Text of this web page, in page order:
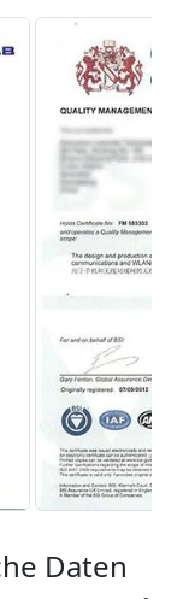
Daten